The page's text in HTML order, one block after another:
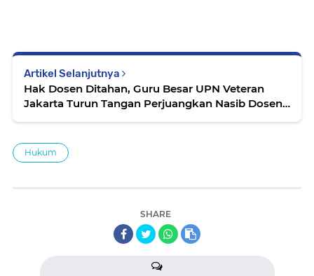
Artikel Selanjutnya
Hak Dosen Ditahan, Guru Besar UPN Veteran
Jakarta Turun Tangan Perjuangkan Nasib Dosen
Hukum
SHARE